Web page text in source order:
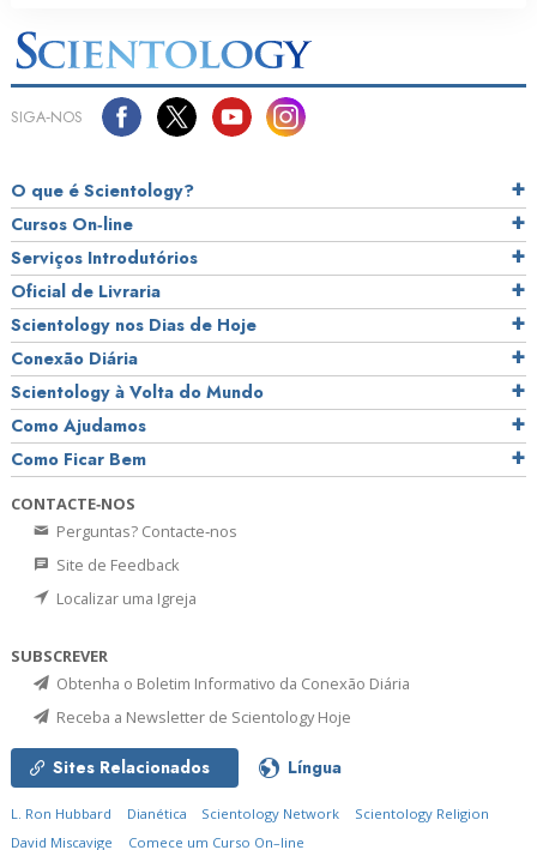
SIGA‑NOS
O que é Scientology?
Cursos On‑line
Serviços Introdutórios
Oficial de Livraria
Scientology nos Dias de Hoje
Conexão Diária
Scientology à Volta do Mundo
Como Ajudamos
Como Ficar Bem
CONTACTE‑NOS
Perguntas? Contacte‑nos
Site de Feedback
Localizar uma Igreja
SUBSCREVER
Obtenha o Boletim Informativo da Conexão Diária
Receba a Newsletter de Scientology Hoje
Sites Relacionados Língua
L. Ron Hubbard Dianética Scientology Network
Scientology Religion
David Miscavige
Comece um Curso On–line